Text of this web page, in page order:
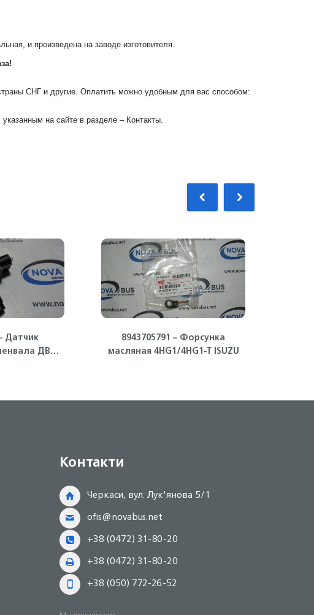
и произведена на заводе изготовителя.
СНГ и другие. Оплатить можно удобным для вас способом:
на сайте в разделе – Контакты.
Датчик
ДВС
8943705791 – Форсунка
масляная 4HG1/4HG1-T ISUZU
Контакти
Черкаси, вул. Лук'янова 5/1
ofis@novabus.net
+38 (0472) 31-80-20
+38 (0472) 31-80-20
+38 (050) 772-26-52